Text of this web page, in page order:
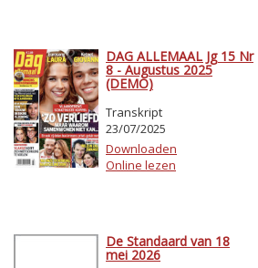
DAG ALLEMAAL Jg 15 Nr
8 - Augustus 2025
(DEMO)
Transkript
23/07/2025
Downloaden
Online lezen
De Standaard van 18
mei 2026